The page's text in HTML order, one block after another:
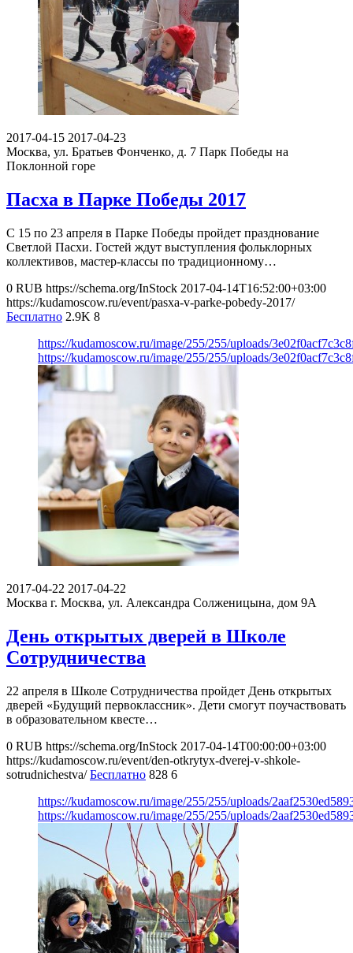
2017-04-15 2017-04-23
Москва, ул. Братьев Фонченко, д. 7 Парк Победы на
Поклонной горе
Пасха в Парке Победы 2017
С 15 по 23 апреля в Парке Победы пройдет празднование
Светлой Пасхи. Гостей ждут выступления фольклорных
коллективов, мастер-классы по традиционному…
0 RUB https://schema.org/InStock 2017-04-14T16:52:00+03:00
https://kudamoscow.ru/event/pasxa-v-parke-pobedy-2017/
Бесплатно 2.9K 8
https://kudamoscow.ru/image/255/255/uploads/
https://kudamoscow.ru/image/255/255/uploads/
2017-04-22 2017-04-22
Москва г. Москва, ул. Александра Солженицына, дом 9А
День открытых дверей в Школе
Сотрудничества
22 апреля в Школе Сотрудничества пройдет День открытых
дверей «Будущий первоклассник». Дети смогут поучаствовать
в образовательном квесте…
0 RUB https://schema.org/InStock 2017-04-14T00:00:00+03:00
https://kudamoscow.ru/event/den-otkrytyx-dverej-v-shkole-
sotrudnichestva/ Бесплатно 828 6
https://kudamoscow.ru/image/255/255/uploads/
https://kudamoscow.ru/image/255/255/uploads/